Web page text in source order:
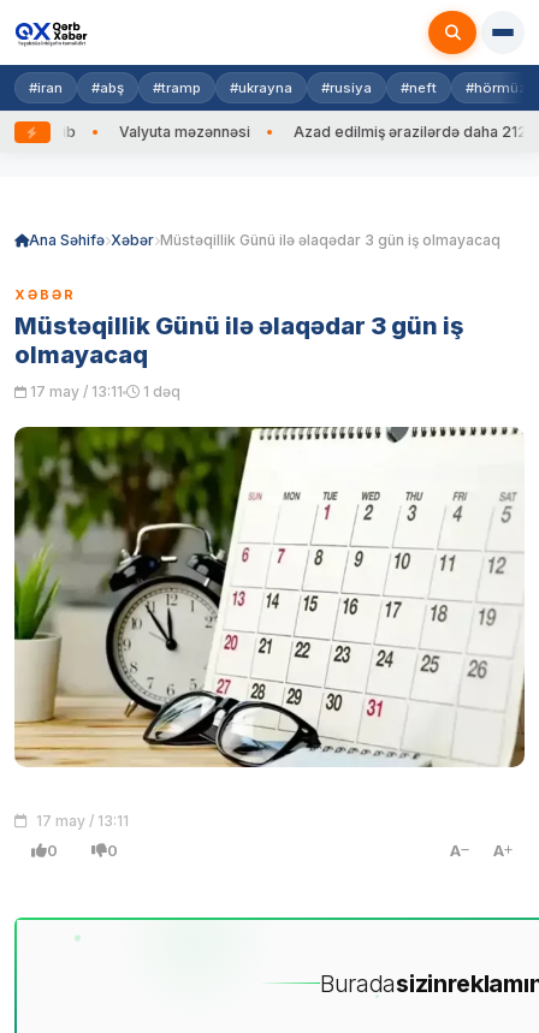
#iran #abş #tramp #ukrayna #rusiya #neft #hörmüz
edib Valyuta məzənnəsi Azad edilmiş ərazilərdə daha 212
Ana Səhifə Xəbər Müstəqillik Günü ilə əlaqədar 3 gün iş olmayacaq
XƏBƏR
Müstəqillik Günü ilə əlaqədar 3 gün iş
olmayacaq
17 may / 13:11 1 dəq
17 may / 13:11
0 0 A A
Buradasizin